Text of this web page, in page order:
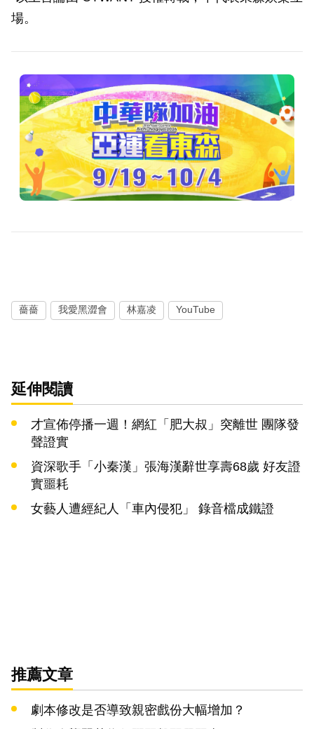
場。
薔薔 我愛黑澀會 林嘉凌 YouTube
延伸閱讀
才宣佈停播一週！網紅「肥大叔」突離世 團隊發
聲證實
資深歌手「小秦漢」張海漢辭世享壽68歲 好友證
實噩耗
女藝人遭經紀人「車內侵犯」 錄音檔成鐵證
推薦文章
劇本修改是否導致親密戲份大幅增加？